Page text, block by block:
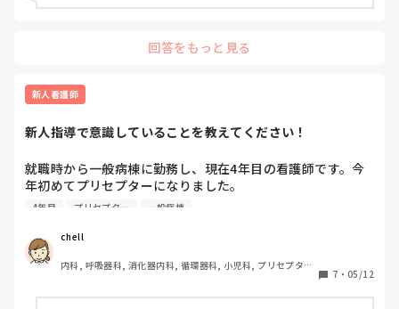
回答をもっと見る
新人看護師
新人指導で意識していることを教えてください！
就職時から一般病棟に勤務し、現在4年目の看護師です。今
年初めてプリセプターになりました。
新人さんへの指導で、「どこまで自分で考えてもらうか」の
先に細かく説明した方が安心かなと思う反面、自分で考える
機会も大切だと感じています。
みなさんは新人指導をする時に、意識している声かけや関わ
4年目 プリセプター 一般病棟
chell
内科, 呼吸器科, 消化器内科, 循環器科, 小児科, プリセプター,
7 ・ 05/12